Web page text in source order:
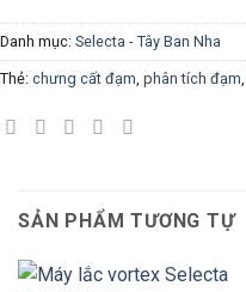
Danh mục: Selecta - Tây Ban Nha
Thẻ: chưng cất đạm phân tích đạm
SẢN PHẨM TƯƠNG TỰ